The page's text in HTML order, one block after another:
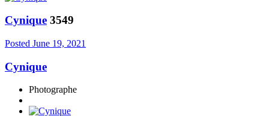
Cynique 3549
Posted June 19, 2021
Cynique
Photographe